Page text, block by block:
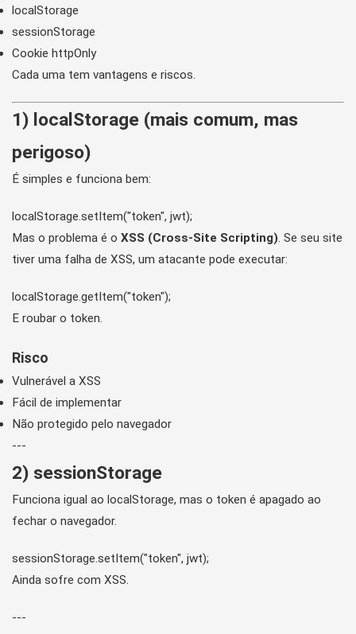
localStorage
sessionStorage
Cookie httpOnly
Cada uma tem vantagens e riscos.
1) localStorage (mais comum, mas
perigoso)
É simples e funciona bem:
Mas o problema é o XSS (Cross-Site Scripting). Se seu site
tiver uma falha de XSS, um atacante pode executar:
E roubar o token.
Risco
Vulnerável a XSS
Fácil de implementar
Não protegido pelo navegador
---
2) sessionStorage
Funciona igual ao localStorage, mas o token é apagado ao
fechar o navegador.
Ainda sofre com XSS.
---